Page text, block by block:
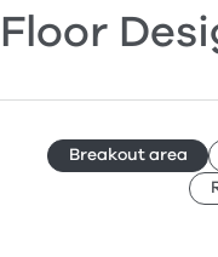
Floor
Breakout area